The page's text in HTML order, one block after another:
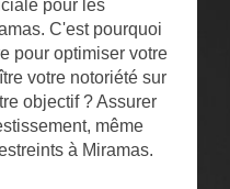
pour les
C'est pourquoi
pour optimiser votre
votre notoriété sur
objectif ? Assurer
même
à Miramas.